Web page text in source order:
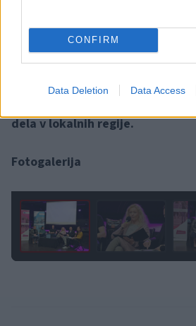
CONFIRM
Data Deletion Data Access
Čas so zato danes na Ravnah
lokalno skupnost ter nadaljnji
dela v lokalnih regije.
Fotogalerija